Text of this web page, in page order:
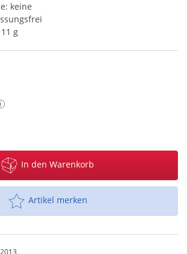
keine
g
In den Warenkorb
Artikel merken